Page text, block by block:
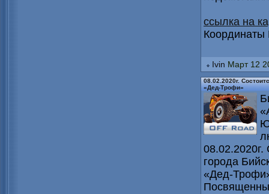
ссылка на
Координаты
Ivin Март 12
08.02.2020г.
«Дед-Трофи»
08.02.2020г.
города
«Дед-